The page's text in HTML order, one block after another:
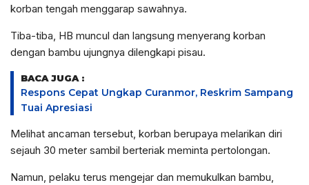
korban tengah menggarap sawahnya.
Tiba-tiba, HB muncul dan langsung menyerang korban
dengan bambu ujungnya dilengkapi pisau.
BACA JUGA :
Respons Cepat Ungkap Curanmor, Reskrim Sampang
Tuai Apresiasi
Melihat ancaman tersebut, korban berupaya melarikan diri
sejauh 30 meter sambil berteriak meminta pertolongan.
Namun, pelaku terus mengejar dan memukulkan bambu,